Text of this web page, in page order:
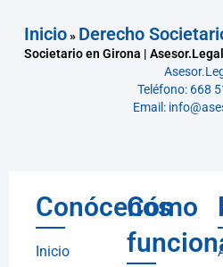
Inicio» Derecho
Societario en Girona | Asesor.Legal
Teléfono: 668
Email:
Conócenos
Inicio
Cómo